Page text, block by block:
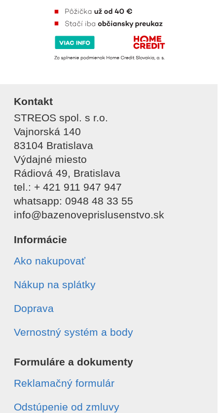
Kontakt
STREOS spol. s r.o.
Vajnorská 140
83104 Bratislava
Výdajné miesto
Rádiová 49, Bratislava
tel.: + 421 911 947 947
whatsapp: 0948 48 33 55
info@bazenoveprislusenstvo.sk
Informácie
Ako nakupovať
Nákup na splátky
Doprava
Vernostný systém a body
Formuláre a dokumenty
Reklamačný formulár
Odstúpenie od zmluvy